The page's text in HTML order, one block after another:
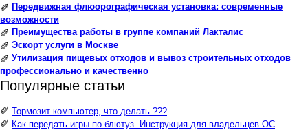
✐ Передвижная флюорографическая установка: современные
возможности
✐ Преимущества работы в группе компаний Лакталис
✐ Эскорт услуги в Москве
✐ Утилизация пищевых отходов и вывоз строительных отходов
профессионально и качественно
Популярные статьи
✐ Тормозит компьютер, что делать ???
✐ Как передать игры по блютуз. Инструкция для владельцев ОС